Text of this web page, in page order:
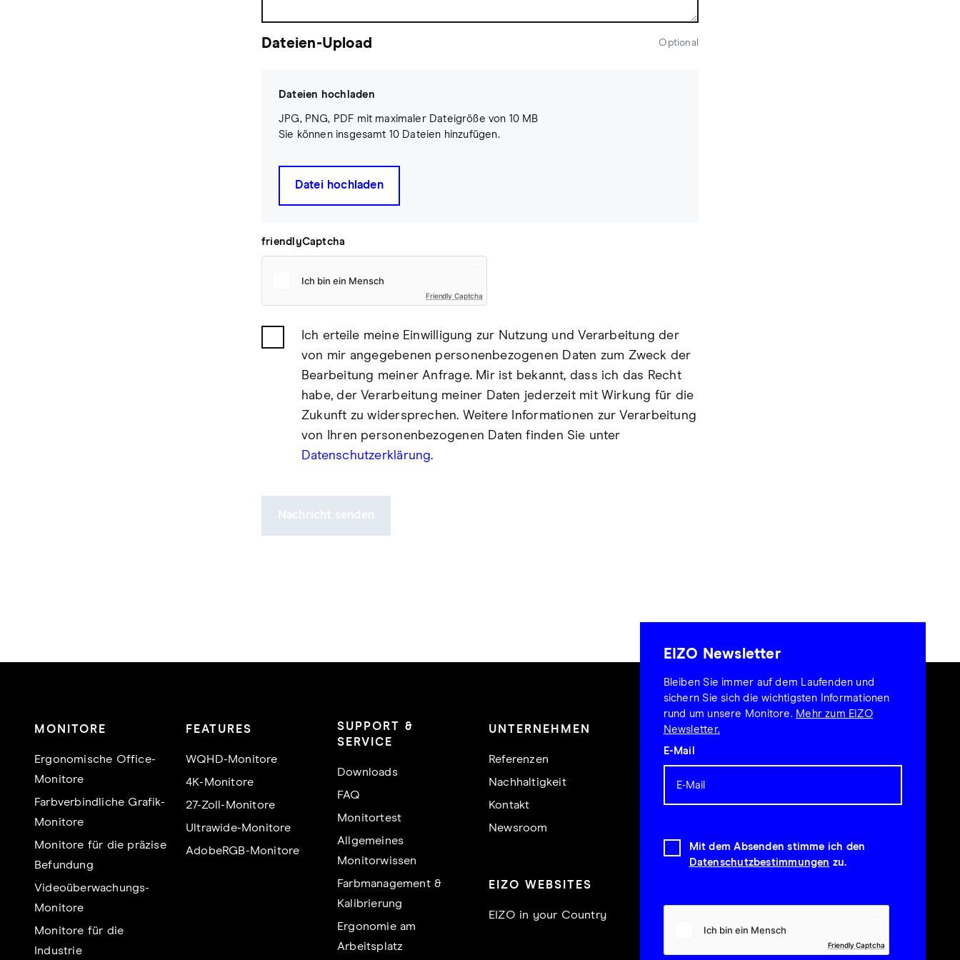
Dateien-Upload Optional
Dateien hochladen
JPG, PNG, PDF mit maximaler Dateigröße von 10 MB
Sie können insgesamt 10 Dateien hinzufügen.
Datei hochladen
friendlyCaptcha
Friendly Captcha
Ich erteile meine Einwilligung zur Nutzung und Verarbeitung der
von mir angegebenen personenbezogenen Daten zum Zweck der
Bearbeitung meiner Anfrage. Mir ist bekannt, dass ich das Recht
habe, der Verarbeitung meiner Daten jederzeit mit Wirkung für die
Zukunft zu widersprechen. Weitere Informationen zur Verarbeitung
von Ihren personenbezogenen Daten finden Sie unter
Datenschutzerklärung.
Nachricht senden
EIZO Newsletter
Bleiben Sie immer auf dem Laufenden und
sichern Sie sich die wichtigsten Informationen
rund um unsere Monitore. Mehr zum EIZO
Newsletter.
E-Mail
Mit dem Absenden stimme ich den
Datenschutzbestimmungen zu.
Friendly Captcha
MONITORE
Ergonomische Office-
Monitore
Farbverbindliche Grafik-
Monitore
Monitore für die präzise
Befundung
Videoüberwachungs-
Monitore
Monitore für die
Industrie
FEATURES
WQHD-Monitore
4K-Monitore
27-Zoll-Monitore
Ultrawide-Monitore
AdobeRGB-Monitore
SUPPORT &
SERVICE
Downloads
FAQ
Monitortest
Allgemeines
Monitorwissen
Farbmanagement &
Kalibrierung
Ergonomie am
Arbeitsplatz
UNTERNEHMEN
Referenzen
Nachhaltigkeit
Kontakt
Newsroom
EIZO WEBSITES
EIZO in your Country